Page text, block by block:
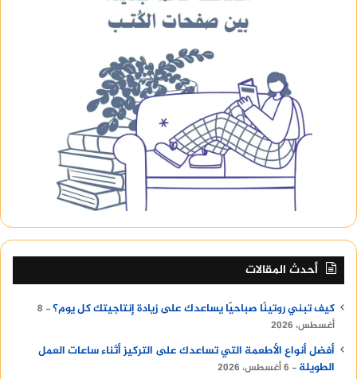
أحدث المقالات
كيف تبني روتينًا صباحيًا يساعدك على زيادة إنتاجيتك كل يوم؟
8
أغسطس، 2026
أفضل أنواع الأطعمة التي تساعدك على التركيز أثناء ساعات العمل
الطويلة
6 أغسطس، 2026